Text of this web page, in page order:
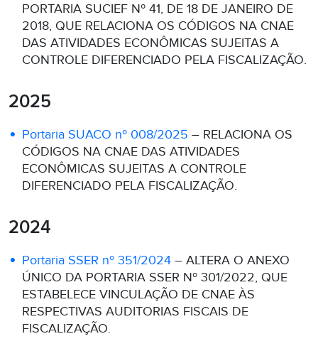
PORTARIA SUCIEF Nº 41, DE 18 DE JANEIRO DE
2018, QUE RELACIONA OS CÓDIGOS NA CNAE
DAS ATIVIDADES ECONÔMICAS SUJEITAS A
CONTROLE DIFERENCIADO PELA FISCALIZAÇÃO.
2025
Portaria SUACO nº 008/2025 – RELACIONA OS
CÓDIGOS NA CNAE DAS ATIVIDADES
ECONÔMICAS SUJEITAS A CONTROLE
DIFERENCIADO PELA FISCALIZAÇÃO.
2024
Portaria SSER nº 351/2024 – ALTERA O ANEXO
ÚNICO DA PORTARIA SSER Nº 301/2022, QUE
ESTABELECE VINCULAÇÃO DE CNAE ÀS
RESPECTIVAS AUDITORIAS FISCAIS DE
FISCALIZAÇÃO.